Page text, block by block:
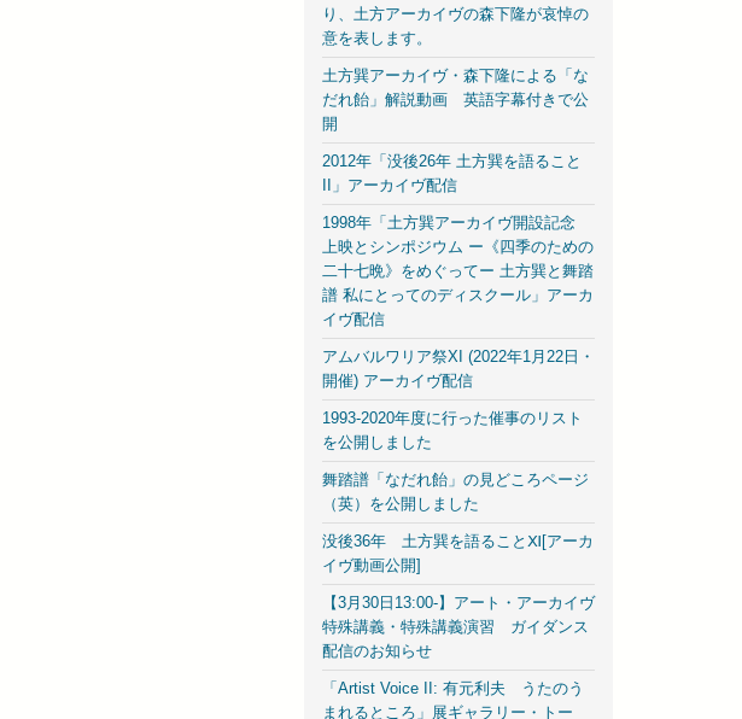
り、土方アーカイヴの森下隆が哀悼の
意を表します。
土方巽アーカイヴ・森下隆による「な
だれ飴」解説動画 英語字幕付きで公
開
2012年「没後26年 土方巽を語ること
II」アーカイヴ配信
1998年「土方巽アーカイヴ開設記念
上映とシンポジウム ー《四季のための
二十七晩》をめぐって​​​​ー 土方巽と舞踏
譜 私にとってのディスクール」アーカ
イヴ配信
アムバルワリア祭XI (2022年1月22日・
開催) アーカイヴ配信
1993-2020年度に行った催事のリスト
を公開しました
舞踏譜「なだれ飴」の見どころページ
（英）を公開しました
没後36年 土方巽を語ることⅪ[アーカ
イヴ動画公開]
【3月30日13:00-】アート・アーカイヴ
特殊講義・特殊講義演習 ガイダンス
配信のお知らせ
「Artist Voice II: 有元利夫 うたのう
まれるところ」展ギャラリー・トー